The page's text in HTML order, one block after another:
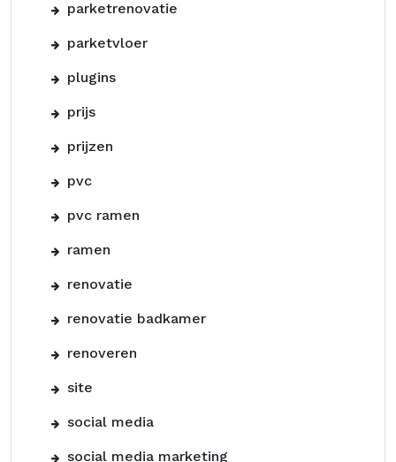
parketrenovatie
parketvloer
plugins
prijs
prijzen
pvc
pvc ramen
ramen
renovatie
renovatie badkamer
renoveren
site
social media
social media marketing